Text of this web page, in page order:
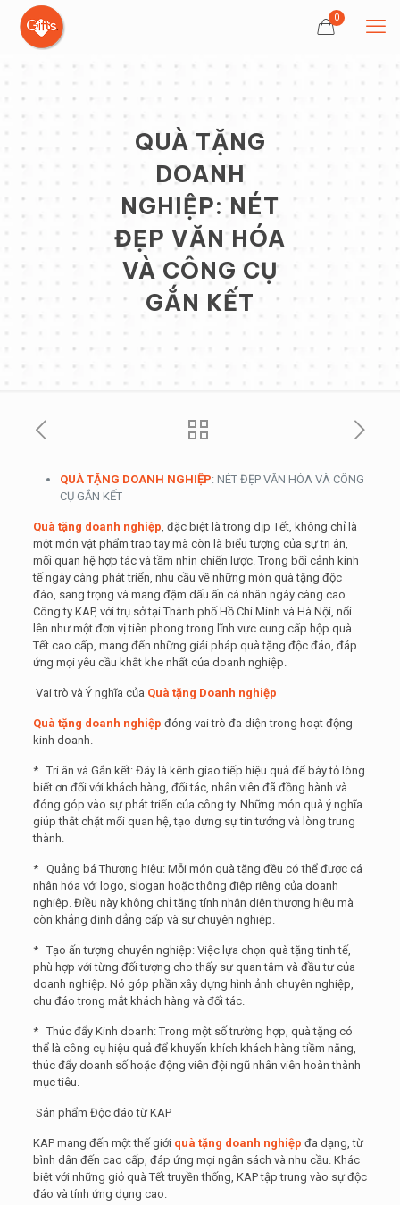
0
QUÀ TẶNG
DOANH
NGHIỆP: NÉT
ĐẸP VĂN HÓA
VÀ CÔNG CỤ
GẮN KẾT
QUÀ TẶNG DOANH NGHIỆP: NÉT ĐẸP VĂN HÓA VÀ CÔNG
CỤ GẮN KẾT
Quà tặng doanh nghiệp, đặc biệt là trong dịp Tết, không chỉ là
một món vật phẩm trao tay mà còn là biểu tượng của sự tri ân,
mối quan hệ hợp tác và tầm nhìn chiến lược. Trong bối cảnh kinh
tế ngày càng phát triển, nhu cầu về những món quà tặng độc
đáo, sang trọng và mang đậm dấu ấn cá nhân ngày càng cao.
Công ty KAP, với trụ sở tại Thành phố Hồ Chí Minh và Hà Nội, nổi
lên như một đơn vị tiên phong trong lĩnh vực cung cấp hộp quà
Tết cao cấp, mang đến những giải pháp quà tặng độc đáo, đáp
ứng mọi yêu cầu khắt khe nhất của doanh nghiệp.
Vai trò và Ý nghĩa của Quà tặng Doanh nghiệp
Quà tặng doanh nghiệp đóng vai trò đa diện trong hoạt động
kinh doanh.
* Tri ân và Gắn kết: Đây là kênh giao tiếp hiệu quả để bày tỏ lòng
biết ơn đối với khách hàng, đối tác, nhân viên đã đồng hành và
đóng góp vào sự phát triển của công ty. Những món quà ý nghĩa
giúp thắt chặt mối quan hệ, tạo dựng sự tin tưởng và lòng trung
thành.
* Quảng bá Thương hiệu: Mỗi món quà tặng đều có thể được cá
nhân hóa với logo, slogan hoặc thông điệp riêng của doanh
nghiệp. Điều này không chỉ tăng tính nhận diện thương hiệu mà
còn khẳng định đẳng cấp và sự chuyên nghiệp.
* Tạo ấn tượng chuyên nghiệp: Việc lựa chọn quà tặng tinh tế,
phù hợp với từng đối tượng cho thấy sự quan tâm và đầu tư của
doanh nghiệp. Nó góp phần xây dựng hình ảnh chuyên nghiệp,
chu đáo trong mắt khách hàng và đối tác.
* Thúc đẩy Kinh doanh: Trong một số trường hợp, quà tặng có
thể là công cụ hiệu quả để khuyến khích khách hàng tiềm năng,
thúc đẩy doanh số hoặc động viên đội ngũ nhân viên hoàn thành
mục tiêu.
Sản phẩm Độc đáo từ KAP
KAP mang đến một thế giới quà tặng doanh nghiệp đa dạng, từ
bình dân đến cao cấp, đáp ứng mọi ngân sách và nhu cầu. Khác
biệt với những giỏ quà Tết truyền thống, KAP tập trung vào sự độc
đáo và tính ứng dụng cao.